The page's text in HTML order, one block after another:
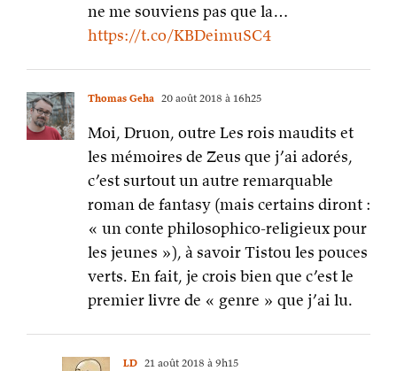
ne me souviens pas que la…
https://t.co/KBDeimuSC4
Thomas Geha 20 août 2018 à 16h25
Moi, Druon, outre Les rois maudits et
les mémoires de Zeus que j’ai adorés,
c’est surtout un autre remarquable
roman de fantasy (mais certains diront :
« un conte philosophico-religieux pour
les jeunes »), à savoir Tistou les pouces
verts. En fait, je crois bien que c’est le
premier livre de « genre » que j’ai lu.
LD 21 août 2018 à 9h15